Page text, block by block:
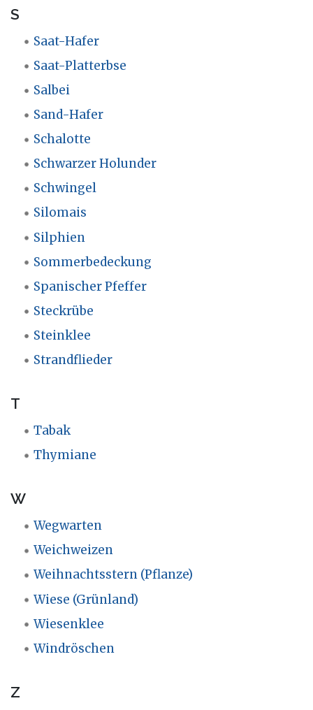
S
Saat-Hafer
Saat-Platterbse
Salbei
Sand-Hafer
Schalotte
Schwarzer Holunder
Schwingel
Silomais
Silphien
Sommerbedeckung
Spanischer Pfeffer
Steckrübe
Steinklee
Strandflieder
T
Tabak
Thymiane
W
Wegwarten
Weichweizen
Weihnachtsstern (Pflanze)
Wiese (Grünland)
Wiesenklee
Windröschen
Z